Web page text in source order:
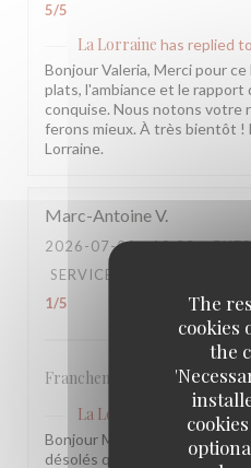
The
cookies
the
5/5
La Lorraine has replied
Bonjour Valeria, Merci pour
plats, l'ambiance et le
conquise. Nous notons votre
ferons mieux. À très bientôt !
Lorraine.
Marc-AntoineV
2026-07-21- 19:30 -
SERVICE
1/5
Franchement rien de spécial,
La Lorraine
has replied
Bonjour Marc-Antoine, Nous
désolés que votre visite n'ait